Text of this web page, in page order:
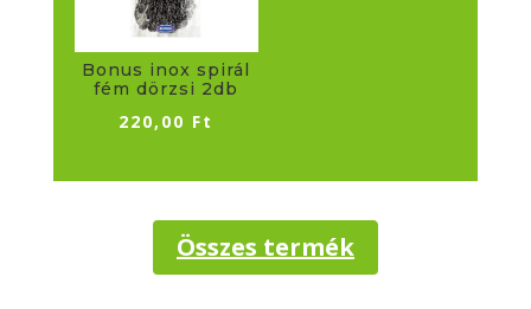
Bonus inox spirál
fém dörzsi 2db
220,00 Ft
Összes termék